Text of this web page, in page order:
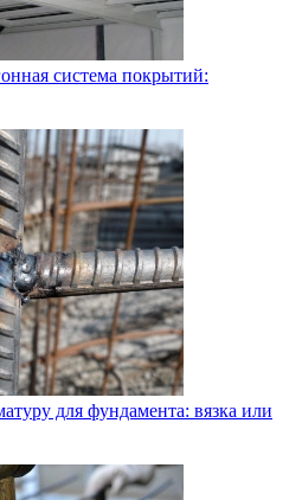
система покрытий:
для фундамента: вязка или